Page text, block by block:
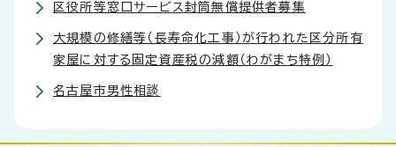
区役所等窓口サービス封筒無償提供者募集
大規模の修繕等（長寿命化工事）が行われた区分所有
家屋に対する固定資産税の減額（わがまち特例）
名古屋市男性相談